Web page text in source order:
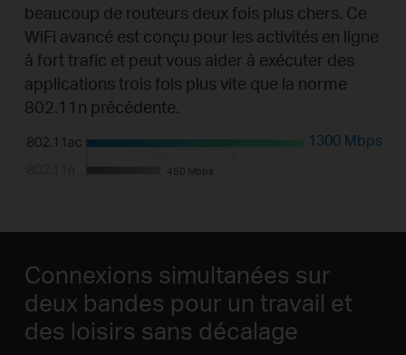
beaucoup de routeurs deux fois plus chers. Ce
WiFi avancé est conçu pour les activités en ligne
à fort trafic et peut vous aider à exécuter des
applications trois fois plus vite que la norme
802.11n précédente.
1300 Mbps
450 Mbps
Connexions simultanées sur
deux bandes pour un travail et
des loisirs sans décalage